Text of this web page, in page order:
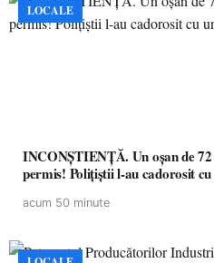
LOCALE
INCONȘTIENȚĂ. Un oșan de
permis! Polițiștii l-au cadorosit
acum 50 minute